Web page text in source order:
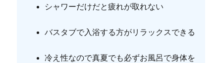
シャワーだけだと疲れが取れない
バスタブで入浴する方がリラックスできる
冷え性なので真夏でも必ずお風呂で身体を